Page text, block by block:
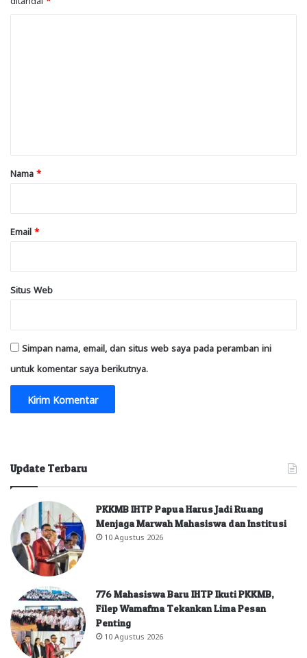
rNama *
Email *
Situs Web
Simpan nama, email, dan situs web saya pada peramban ini
untuk komentar saya berikutnya.
Update Terbaru
PKKMB IHTP Papua Harus Jadi Ruang
Menjaga Marwah Mahasiswa dan Institusi
10 Agustus 2026
776 Mahasiswa Baru IHTP Ikuti PKKMB,
Filep Wamafma Tekankan Lima Pesan
Penting
10 Agustus 2026